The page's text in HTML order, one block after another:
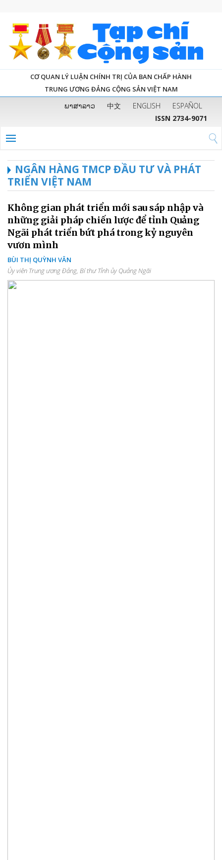
CƠ QUAN LÝ LUẬN CHÍNH TRỊ CỦA BAN CHẤP HÀNH
TRUNG ƯƠNG ĐẢNG CỘNG SẢN VIỆT NAM
ພາສາລາວ 中文 ENGLISH
ESPAÑOL
ISSN 2734-9071
NGÂN HÀNG TMCP ĐẦU TƯ VÀ PHÁT
TRIỂN VIỆT NAM
Không gian phát triển mới sau sáp nhập và
những giải pháp chiến lược để tỉnh Quảng
Ngãi phát triển bứt phá trong kỷ nguyên
vươn mình
BÙI THỊ QUỲNH VÂN
Ủy viên Trung ương Đảng, Bí thư Tỉnh ủy Quảng Ngãi